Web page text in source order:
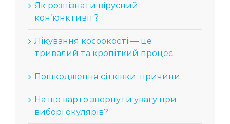
Як розпізнати вірусний
конʼюнктивіт?
Лікування косоокості — це
тривалий та кропіткий процес.
Пошкодження сітківки: причини.
На що варто звернути увагу при
виборі окулярів?